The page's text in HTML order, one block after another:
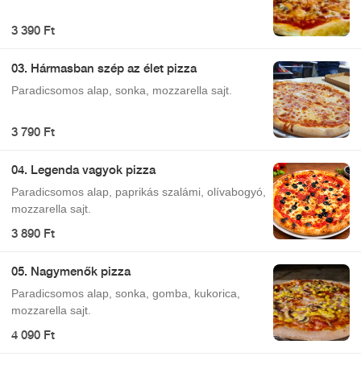
3 390 Ft
03. Hármasban szép az élet pizza
Paradicsomos alap, sonka, mozzarella sajt.
3 790 Ft
04. Legenda vagyok pizza
Paradicsomos alap, paprikás szalámi, olívabogyó,
mozzarella sajt.
3 890 Ft
05. Nagymenők pizza
Paradicsomos alap, sonka, gomba, kukorica,
mozzarella sajt.
4 090 Ft